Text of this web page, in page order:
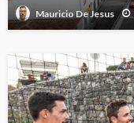
Mauricio De Jesus